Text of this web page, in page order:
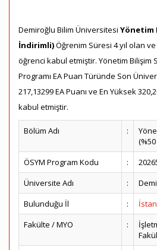
Demiroğlu Bilim Üniversitesi Yönetim
İndirimli)Öğrenim Süresi 4 yıl olan ve
öğrenci kabul etmiştir. Yönetim Bilişim
Programı EA Puan Türünde Son
217,13299 EA Puanı ve En Yüksek
kabul etmiştir.
Bölüm Adı :
ÖSYM Program Kodu
:
Üniversite Adı
:
Bulunduğu İl
:
Fakülte / MYO
: